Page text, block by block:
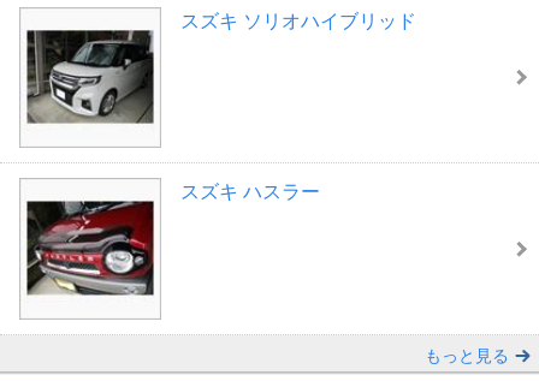
スズキ ソリオハイブリッド
スズキ ハスラー
もっと見る